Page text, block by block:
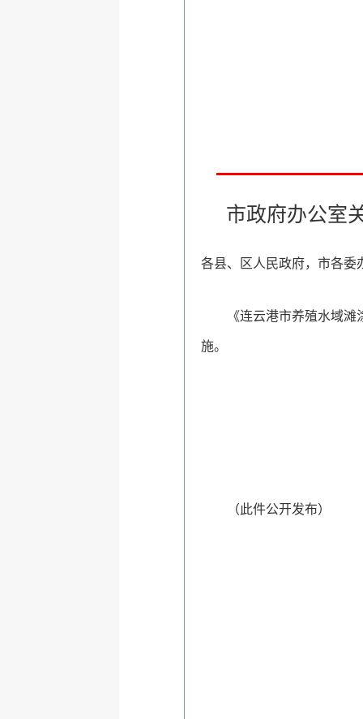
市政府办公室
各县、区人民政府，市各委
《连云港市养殖水域
施。
（此件公开发布）